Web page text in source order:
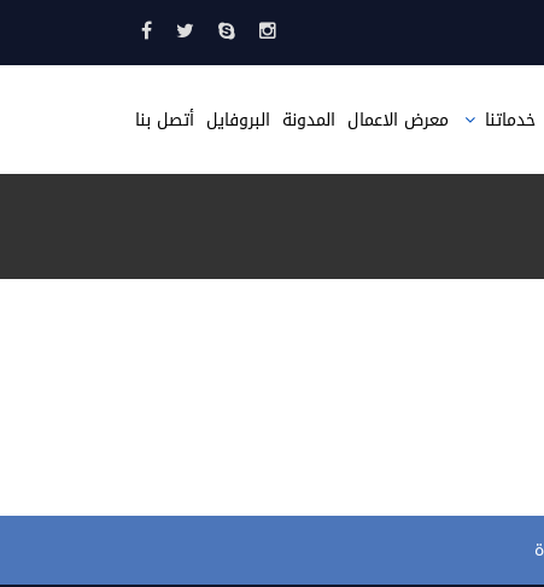
خدماتنا
تصميم صحيفة الكترونية
معرض الاعمال المدونة البروفايل أتصل بنا